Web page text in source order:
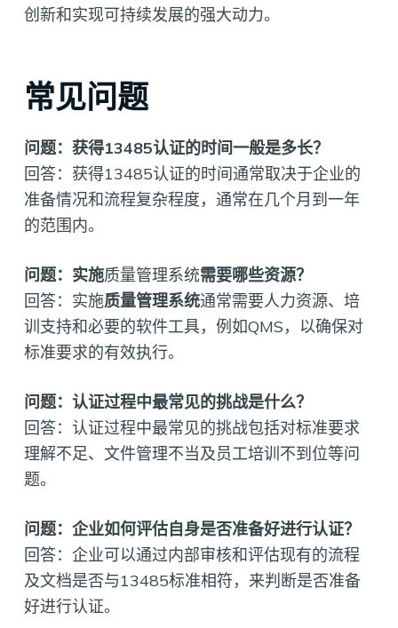
创新和实现可持续发展的强大动力。
常见问题
问题：获得13485认证的时间一般是多长？
回答：获得13485认证的时间通常取决于企业的
准备情况和流程复杂程度，通常在几个月到一年
的范围内。
问题：实施质量管理系统需要哪些资源？
回答：实施质量管理系统通常需要人力资源、培
训支持和必要的软件工具，例如QMS，以确保对
标准要求的有效执行。
问题：认证过程中最常见的挑战是什么？
回答：认证过程中最常见的挑战包括对标准要求
理解不足、文件管理不当及员工培训不到位等问
题。
问题：企业如何评估自身是否准备好进行认证？
回答：企业可以通过内部审核和评估现有的流程
及文档是否与13485标准相符，来判断是否准备
好进行认证。